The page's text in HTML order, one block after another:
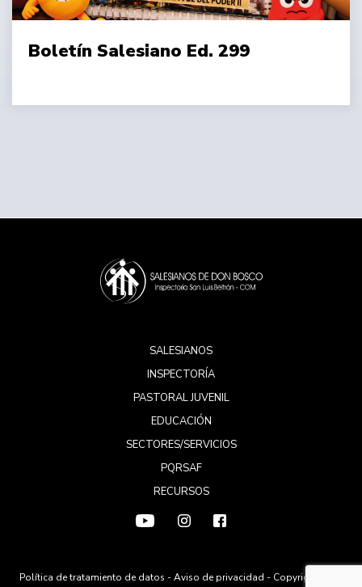
Boletín Salesiano Ed. 299
SALESIANOS
INSPECTORÍA
PASTORAL JUVENIL
EDUCACIÓN
SECTORES/SERVICIOS
PQRSAF
RECURSOS
Política de tratamiento de datos -Aviso de privacidad - Copyright 2026